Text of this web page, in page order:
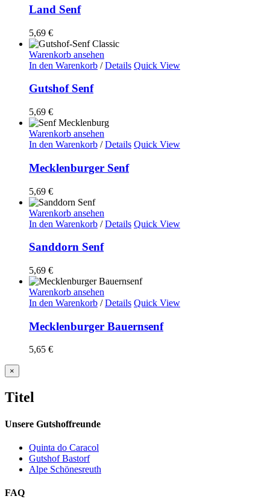
Land Senf
5,69 €
Warenkorb ansehen
In den Warenkorb / Details Quick View
Gutshof Senf
5,69 €
Warenkorb ansehen
In den Warenkorb / Details Quick View
Mecklenburger Senf
5,69 €
Warenkorb ansehen
In den Warenkorb / Details Quick View
Sanddorn Senf
5,69 €
Warenkorb ansehen
In den Warenkorb / Details Quick View
Mecklenburger Bauernsenf
5,65 €
Close
product
view
×
Titel
Unsere Gutshoffreunde
Quinta do Caracol
Gutshof Bastorf
Alpe Schönesreuth
FAQ